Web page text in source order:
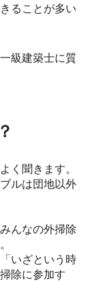
ることが多い
級建築士に質
く聞きます。
ルは団地以外
んなの外掃除
いざという時
除に参加す